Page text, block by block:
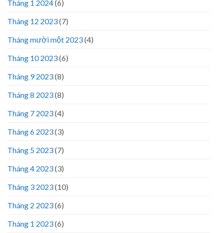
Tháng 1 2024(6)
Tháng 12 2023(7)
Tháng mười một 2023(4)
Tháng 10 2023(6)
Tháng 9 2023(8)
Tháng 8 2023(8)
Tháng 7 2023(4)
Tháng 6 2023(3)
Tháng 5 2023(7)
Tháng 4 2023(3)
Tháng 3 2023(10)
Tháng 2 2023(6)
Tháng 1 2023(6)